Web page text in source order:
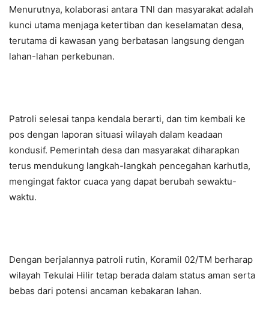
Menurutnya, kolaborasi antara TNI dan masyarakat adalah
kunci utama menjaga ketertiban dan keselamatan desa,
terutama di kawasan yang berbatasan langsung dengan
lahan-lahan perkebunan.
Patroli selesai tanpa kendala berarti, dan tim kembali ke
pos dengan laporan situasi wilayah dalam keadaan
kondusif. Pemerintah desa dan masyarakat diharapkan
terus mendukung langkah-langkah pencegahan karhutla,
mengingat faktor cuaca yang dapat berubah sewaktu-
waktu.
Dengan berjalannya patroli rutin, Koramil 02/TM berharap
wilayah Tekulai Hilir tetap berada dalam status aman serta
bebas dari potensi ancaman kebakaran lahan.